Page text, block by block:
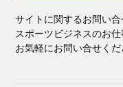
サイトに関するお問い合
スポーツビジネスのお
お気軽にお問い合せくだ